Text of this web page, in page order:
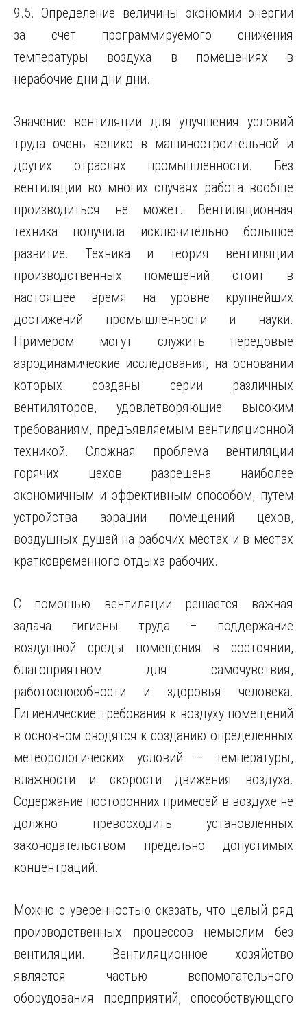
9.5. Определение величины экономии энергии
за счет программируемого снижения
температуры воздуха в помещениях в
нерабочие дни дни дни.
Значение вентиляции для улучшения условий
труда очень велико в машиностроительной и
других отраслях промышленности. Без
вентиляции во многих случаях работа вообще
производиться не может. Вентиляционная
техника получила исключительно большое
развитие. Техника и теория вентиляции
производственных помещений стоит в
настоящее время на уровне крупнейших
достижений промышленности и науки.
Примером могут служить передовые
аэродинамические исследования, на основании
которых созданы серии различных
вентиляторов, удовлетворяющие высоким
требованиям, предъявляемым вентиляционной
техникой. Сложная проблема вентиляции
горячих цехов разрешена наиболее
экономичным и эффективным способом, путем
устройства аэрации помещений цехов,
воздушных душей на рабочих местах и в местах
кратковременного отдыха рабочих.
С помощью вентиляции решается важная
задача гигиены труда – поддержание
воздушной среды помещения в состоянии,
благоприятном для самочувствия,
работоспособности и здоровья человека.
Гигиенические требования к воздуху помещений
в основном сводятся к созданию определенных
метеорологических условий – температуры,
влажности и скорости движения воздуха.
Содержание посторонних примесей в воздухе не
должно превосходить установленных
законодательством предельно допустимых
концентраций.
Можно с уверенностью сказать, что целый ряд
производственных процессов немыслим без
вентиляции. Вентиляционное хозяйство
является частью вспомогательного
оборудования предприятий, способствующего